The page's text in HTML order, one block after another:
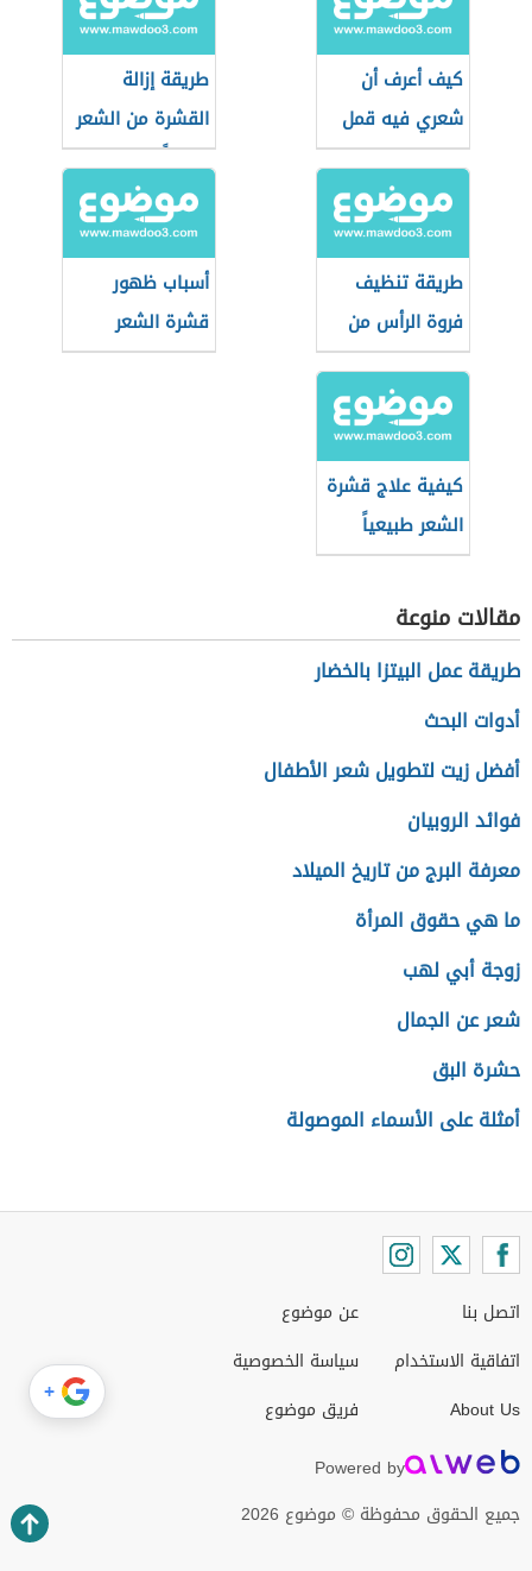
كيف أعرف أن
شعري فيه قمل
طريقة إزالة
القشرة من الشعر
نهائياً
طريقة تنظيف
فروة الرأس من
القشرة
أسباب ظهور
قشرة الشعر
وعلاجها
كيفية علاج قشرة
الشعر طبيعياً
مقالات منوعة
طريقة عمل البيتزا بالخضار
أدوات البحث
أفضل زيت لتطويل شعر الأطفال
فوائد الروبيان
معرفة البرج من تاريخ الميلاد
ما هي حقوق المرأة
زوجة أبي لهب
شعر عن الجمال
حشرة البق
أمثلة على الأسماء الموصولة
اتصل بنا
اتفاقية الاستخدام
About Us
عن موضوع
سياسة الخصوصية
فريق موضوع
Powered by
جميع الحقوق محفوظة © موضوع 2026
+